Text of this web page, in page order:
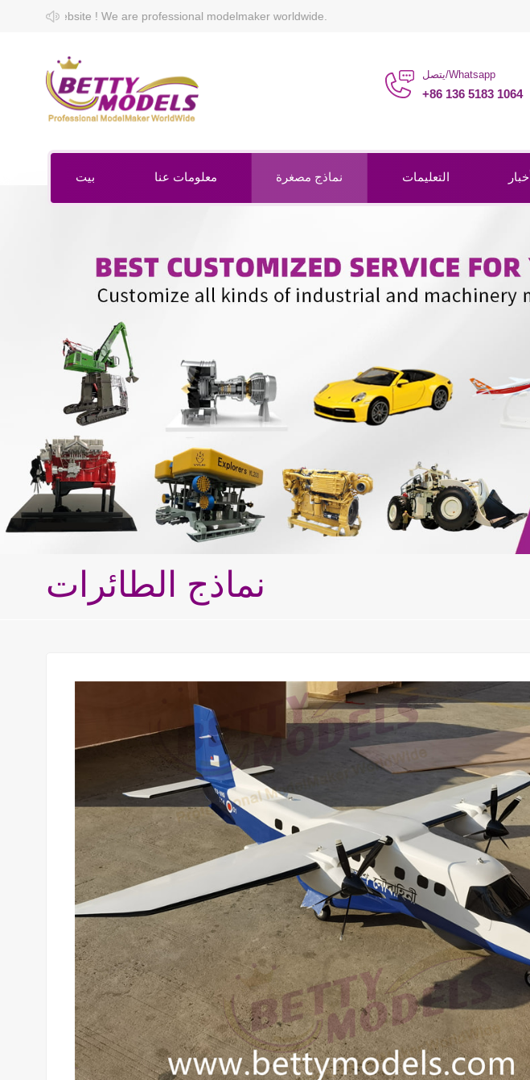
professional modelmaker worldwide.
يتصل/Whatsapp
+86 136 5183 1064
بيت معلومات عنا نماذج مصغرة التعليمات أخبار
نماذج الطائرات